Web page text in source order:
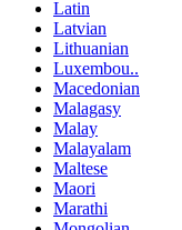
Latin
Latvian
Lithuanian
Luxembou..
Macedonian
Malagasy
Malay
Malayalam
Maltese
Maori
Marathi